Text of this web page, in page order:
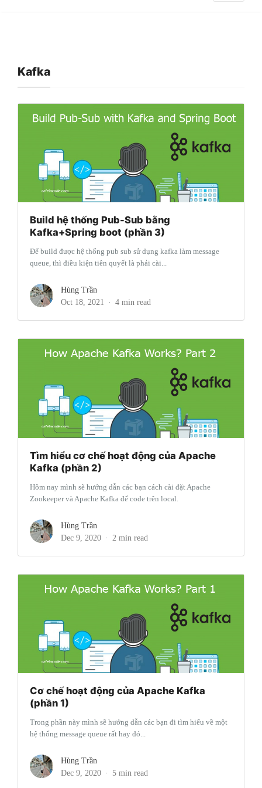
Kafka
Build hệ thống Pub-Sub bằng
Kafka+Spring boot (phần 3)
Để build được hệ thống pub sub sử dụng kafka làm message
queue, thì điều kiện tiên quyết là phải cài...
Hùng Trần
Oct 18, 2021
4 min read
Tìm hiểu cơ chế hoạt động của Apache
Kafka (phần 2)
Hôm nay mình sẽ hướng dẫn các bạn cách cài đặt Apache
Zookeeper và Apache Kafka để code trên local.
Hùng Trần
Dec 9, 2020
2 min read
Cơ chế hoạt động của Apache Kafka
(phần 1)
Trong phần này mình sẽ hướng dẫn các bạn đi tìm hiểu về một
hệ thống message queue rất hay đó...
Hùng Trần
Dec 9, 2020
5 min read